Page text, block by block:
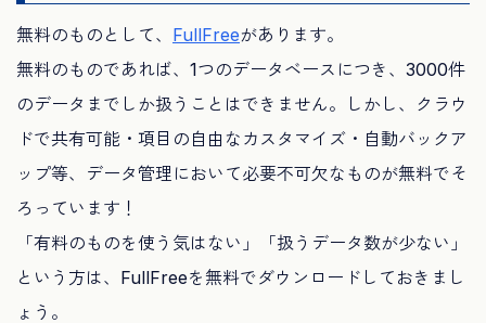
無料のものとして、 FullFreeがあります。
無料のものであれば、1つのデータベースにつき、3000件
のデータまでしか扱うことはできません。しかし、クラウ
ドで共有可能・項目の自由なカスタマイズ・自動バックア
ップ等、データ管理において必要不可欠なものが無料でそ
ろっています！
「有料のものを使う気はない」「扱うデータ数が少ない」
という方は、FullFreeを無料でダウンロードしておきまし
ょう。